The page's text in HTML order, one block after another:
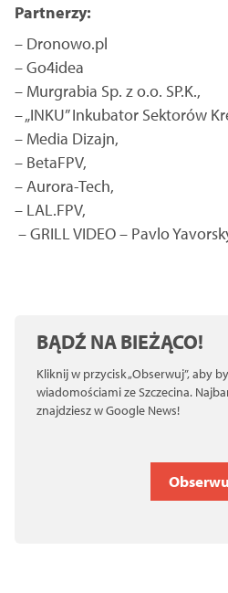
Partnerzy:
– Dronowo.pl
– Go4idea
– Murgrabia Sp. z o.o. SP.K.,
– „INKU” Inkubator Sektorów
– Media Dizajn,
– BetaFPV,
– Aurora-Tech,
– LAL.FPV,
– GRILL VIDEO – Pavlo
BĄDŹ NA BIEŻĄCO!
Kliknij w przycisk „Obserwuj”, aby
wiadomościami ze Szczecina.
znajdziesz w Google News!